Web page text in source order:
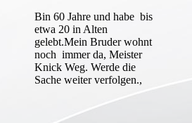
Bin 60 Jahre und habe bis
etwa 20 in Alten
gelebt.Mein Bruder wohnt
noch immer da, Meister
Knick Weg. Werde die
Sache weiter verfolgen.,